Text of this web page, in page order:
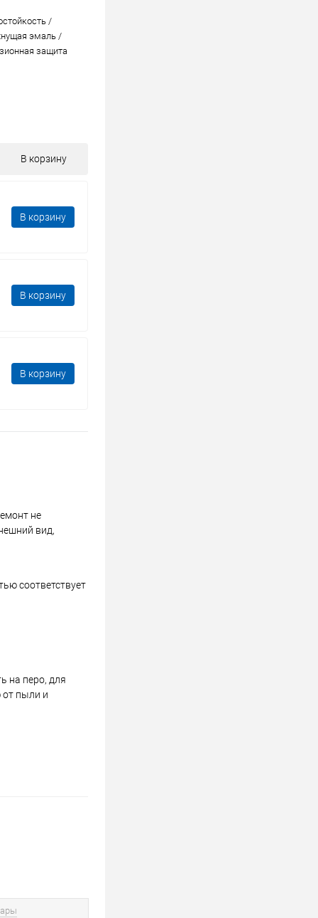
/
эмаль /
защита
В корзину
В корзину
В корзину
В корзину
не
вид,
соответствует
на перо, для
от пыли и